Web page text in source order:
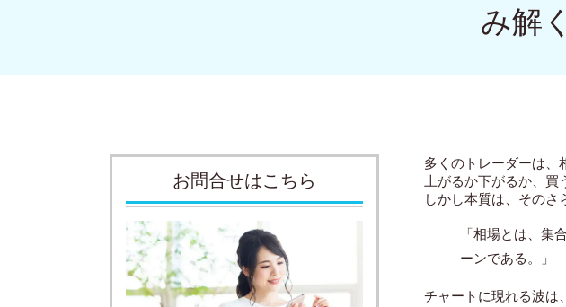
み解
多くのトレーダーは、
上がるか下がるか、買
しかし本質は、そのさ
「相場とは、集
ーンである。」
チャートに現れる波は
お問合せはこちら